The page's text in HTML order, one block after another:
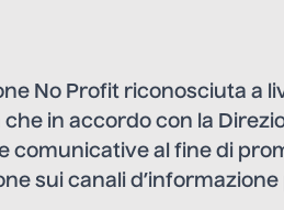
No Profit riconosciuta a
in accordo con la
comunicative al fine di
sui canali